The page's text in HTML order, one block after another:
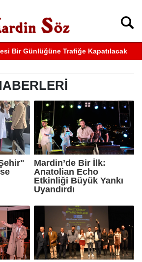
Bir Günlüğüne Trafiğe Kapatılacak
Mardin’de Bir İlk:
Anatolian Echo
Etkinliği Büyük Yankı
Uyandırdı